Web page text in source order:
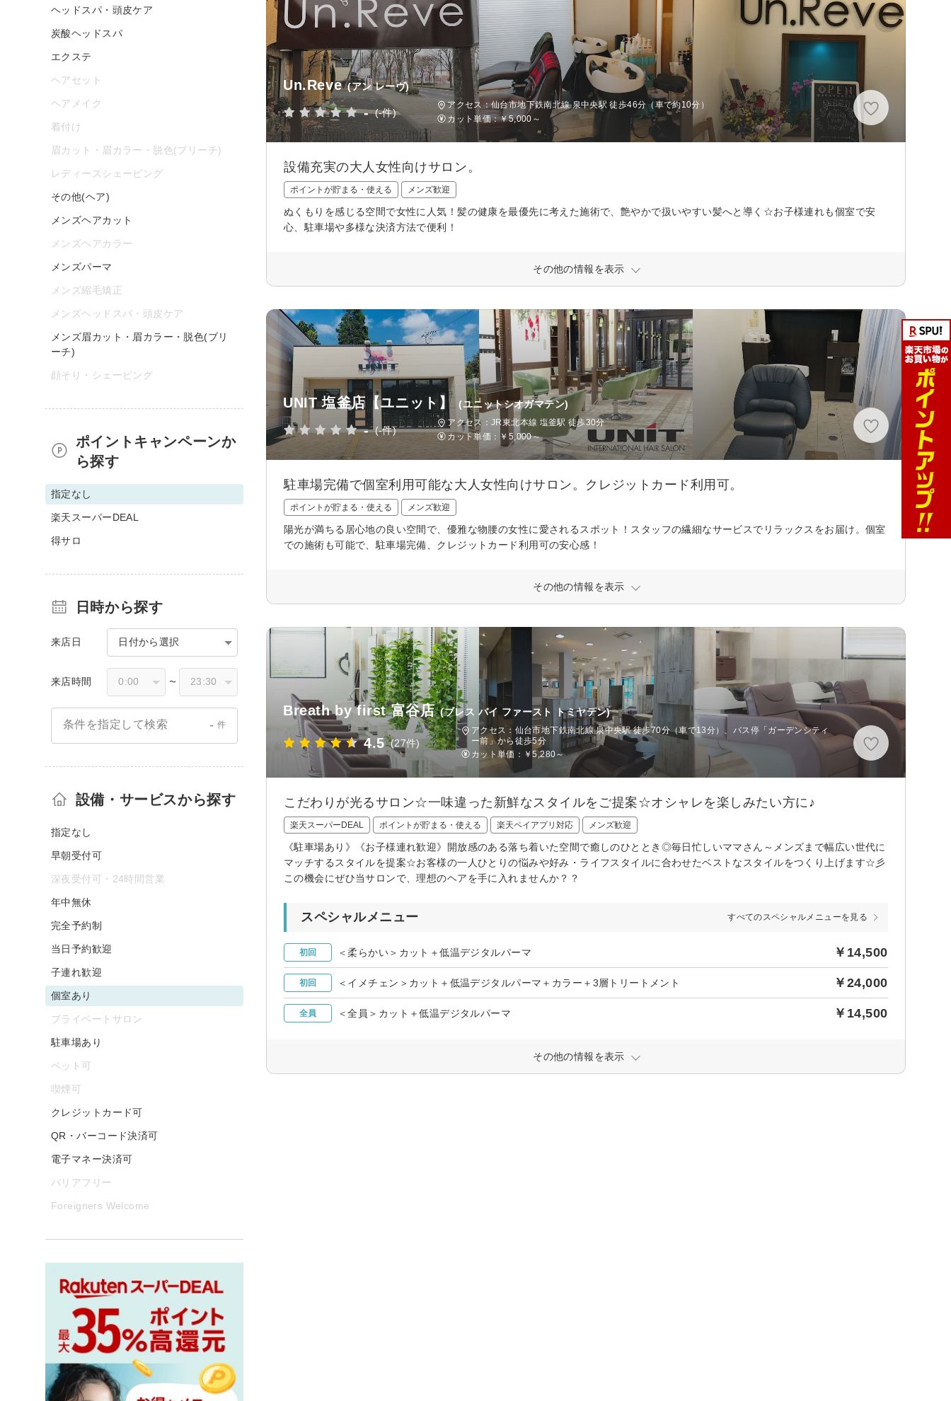
Un.Reve (アン レーヴ)
- (-件)
アクセス：仙台市地下鉄南北線 泉中央駅 徒歩46分（車で約10分）
カット単価：￥5,000～
設備充実の大人女性向けサロン。
ポイントが貯まる・使える メンズ歓迎
ぬくもりを感じる空間で女性に人気！髪の健康を最優先に考えた施術で、艶やかで扱いやすい髪へと導く☆お子様連れも個室で安
心、駐車場や多様な決済方法で便利！
その他の情報を表示
UNIT 塩釜店【ユニット】 (ユニットシオガマテン)
- (-件)
アクセス：JR東北本線 塩釜駅 徒歩30分
カット単価： ￥5,000～
駐車場完備で個室利用可能な大人女性向けサロン。クレジットカード利用可。
ポイントが貯まる・使える メンズ歓迎
陽光が満ちる居心地の良い空間で、優雅な物腰の女性に愛されるスポット！スタッフの繊細なサービスでリラックスをお届け。個室
での施術も可能で、駐車場完備、クレジットカード利用可の安心感！
その他の情報を表示
Breath by first 富谷店 (ブレス バイ ファースト トミヤテン)
4.5 (27件)
アクセス：仙台市地下鉄南北線 泉中央駅 徒歩70分（車で13分）、バス停「ガーデンシティ
ー前」から徒歩5分
カット単価： ￥5,280～
こだわりが光るサロン☆一味違った新鮮なスタイルをご提案☆オシャレを楽しみたい方に♪
楽天スーパーDEAL ポイントが貯まる・使える 楽天ペイアプリ対応 メンズ歓迎
《駐車場あり》《お子様連れ歓迎》開放感のある落ち着いた空間で癒しのひととき◎毎日忙しいママさん～メンズまで幅広い世代に
マッチするスタイルを提案☆お客様の一人ひとりの悩みや好み・ライフスタイルに合わせたベストなスタイルをつくり上げます☆彡
この機会にぜひ当サロンで、理想のヘアを手に入れませんか？？
スペシャルメニュー すべてのスペシャルメニューを見る
初回 ＜柔らかい＞カット＋低温デジタルパーマ ￥14,500
初回 ＜イメチェン＞カット＋低温デジタルパーマ＋カラー＋3層トリートメント ￥24,000
全員 ＜全員＞カット＋低温デジタルパーマ ￥14,500
その他の情報を表示
ヘッドスパ・頭皮ケア
炭酸ヘッドスパ
エクステ
ヘアセット
ヘアメイク
着付け
眉カット・眉カラー・脱色(ブリーチ)
レディースシェービング
その他(ヘア)
メンズヘアカット
メンズヘアカラー
メンズパーマ
メンズ縮毛矯正
メンズヘッドスパ・頭皮ケア
メンズ眉カット・眉カラー・脱色(ブリ
ーチ)
顔そり・シェービング
ポイントキャンペーンか
ら探す
指定なし
楽天スーパーDEAL
得サロ
日時から探す
来店日 日付から選択
来店時間 〜
条件を指定して検索 - 件
設備・サービスから探す
指定なし
早朝受付可
深夜受付可・24時間営業
年中無休
完全予約制
当日予約歓迎
子連れ歓迎
個室あり
プライベートサロン
駐車場あり
ペット可
喫煙可
クレジットカード可
QR・バーコード決済可
電子マネー決済可
バリアフリー
Foreigners Welcome